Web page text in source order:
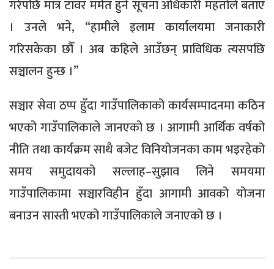
गरेपछि मात्र टावर मर्मत हुने सूचना अधिकारी महतोले बताए
। उनले भने, “हामीले इलाम कार्यालयमा जनाकारी
गरिसकेका छौँ । अब कहिले आउँछन् प्राविधिक त्यसपछि
सञ्चालन हुन्छ ।”
सञ्चार सेवा ठप्प हुँदा गाउँपालिकाको कार्यसम्पादनमा कठिन
भएको गाउँपालिकाले जानएको छ । आगामी आर्थिक वर्षको
नीति तथा कार्यक्रम साथै बजेट विनियोजनका काम भइरहेको
समय समुदायको सल्लाह–सुझाव लिने समयमा
गाउँपालिकामा सञ्चारविहीन हुँदा आगामी आवको योजना
बनाउन सास्ती भएको गाउँपालिकाले जनाएको छ ।